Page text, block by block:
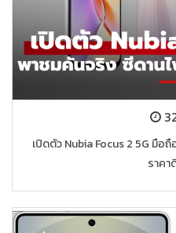
เปิดตัว Nubia Focus 2 5G มือ
ราคา